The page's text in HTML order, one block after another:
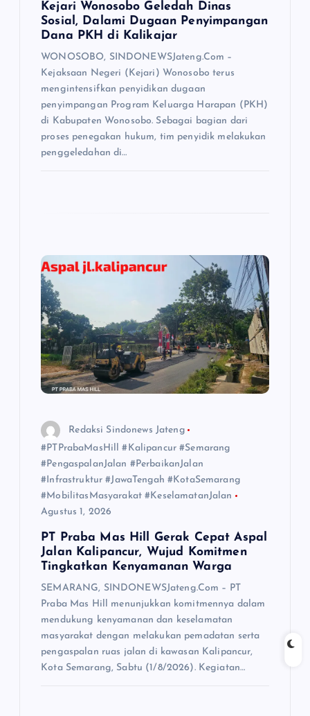
Kejari Wonosobo Geledah Dinas
Sosial, Dalami Dugaan Penyimpangan
Dana PKH di Kalikajar
WONOSOBO, SINDONEWSJateng.Com –
Kejaksaan Negeri (Kejari) Wonosobo terus
mengintensifkan penyidikan dugaan
penyimpangan Program Keluarga Harapan (PKH)
di Kabupaten Wonosobo. Sebagai bagian dari
proses penegakan hukum, tim penyidik melakukan
penggeledahan di…
Redaksi Sindonews Jateng
#PTPrabaMasHill #Kalipancur #Semarang
#PengaspalanJalan #PerbaikanJalan
#Infrastruktur #JawaTengah #KotaSemarang
#MobilitasMasyarakat #KeselamatanJalan
Agustus 1, 2026
PT Praba Mas Hill Gerak Cepat Aspal
Jalan Kalipancur, Wujud Komitmen
Tingkatkan Kenyamanan Warga
SEMARANG, SINDONEWSJateng.Com – PT
Praba Mas Hill menunjukkan komitmennya dalam
mendukung kenyamanan dan keselamatan
masyarakat dengan melakukan pemadatan serta
pengaspalan ruas jalan di kawasan Kalipancur,
Kota Semarang, Sabtu (1/8/2026). Kegiatan…